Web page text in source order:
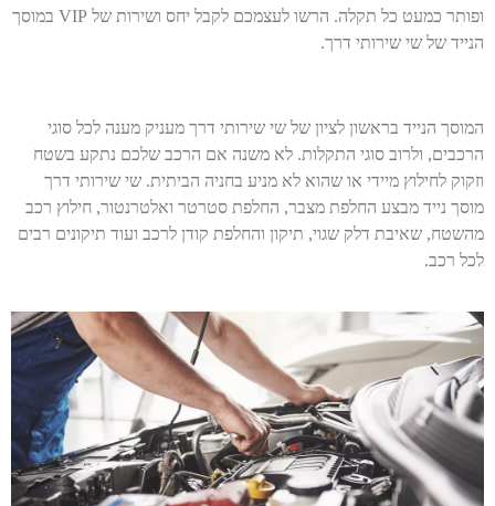
ופותר כמעט כל תקלה. הרשו לעצמכם לקבל יחס ושירות של VIP במוסך
הנייד של שי שירותי דרך.
המוסך הנייד בראשון לציון של שי שירותי דרך מעניק מענה לכל סוגי
הרכבים, ולרוב סוגי התקלות. לא משנה אם הרכב שלכם נתקע בשטח
וזקוק לחילוץ מיידי או שהוא לא מניע בחניה הביתית. שי שירותי דרך
מוסך נייד מבצע החלפת מצבר, החלפת סטרטר ואלטרנטור, חילוץ רכב
מהשטח, שאיבת דלק שגוי, תיקון והחלפת קודן לרכב ועוד תיקונים רבים
לכל רכב.